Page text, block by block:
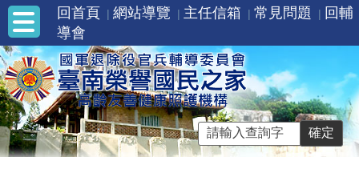
回首頁 網站導覽 主任信箱 常見問題
回輔
導會